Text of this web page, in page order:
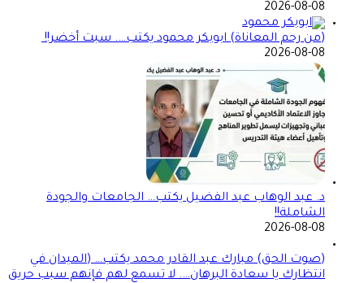
2026-08-08
(من رحم المعاناة) ابوبكر محمود يكتب…. سبت أخضر!!
2026-08-08
د. عبد الوهاب عبد الفضيل يكتب… الجامعات والجودة
الشاملة!!
2026-08-08
(صوت الحق) مبارك عبد القادر محمد يكتب… (الميدان في
انتظارك يا سعادة البرهان…. لا تسمع لهم فإنهم سبب حريق